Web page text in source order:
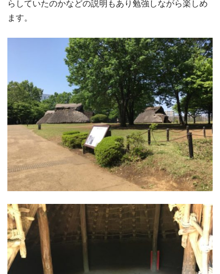
らしていたのかなどの説明もあり勉強しながら楽しめ
ます。